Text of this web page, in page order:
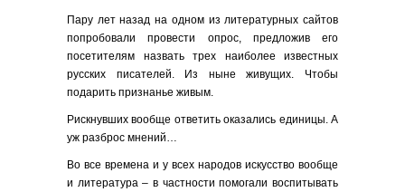
Пару лет назад на одном из литературных сайтов
попробовали провести опрос, предложив его
посетителям назвать трех наиболее известных
русских писателей. Из ныне живущих. Чтобы
подарить признанье живым.
Рискнувших вообще ответить оказались единицы. А
уж разброс мнений…
Во все времена и у всех народов искусство вообще
и литература – в частности помогали воспитывать